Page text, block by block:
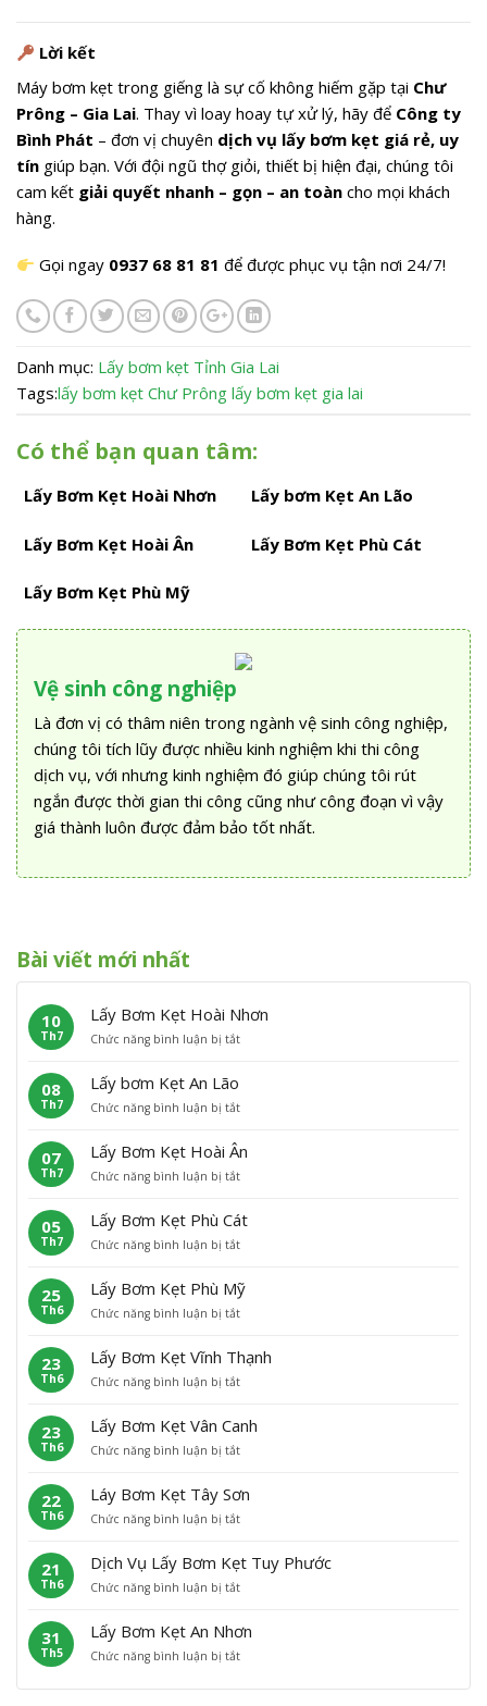
Lời kết
Máy bơm kẹt trong giếng là sự cố không hiếm gặp tại Chư
Prông – Gia Lai. Thay vì loay hoay tự xử lý, hãy để Công ty
Bình Phát – đơn vị chuyên dịch vụ lấy bơm kẹt giá rẻ, uy
tín giúp bạn. Với đội ngũ thợ giỏi, thiết bị hiện đại, chúng tôi
cam kết giải quyết nhanh – gọn – an toàn cho mọi khách
hàng.
Gọi ngay 0937 68 81 81 để được phục vụ tận nơi 24/7!
Danh mục: Lấy bơm kẹt Tỉnh Gia Lai
Tags:lấy bơm kẹt Chư Prông lấy bơm kẹt gia lai
Có thể bạn quan tâm:
Lấy Bơm Kẹt Hoài Nhơn Lấy bơm Kẹt An Lão
Lấy Bơm Kẹt Hoài Ân Lấy Bơm Kẹt Phù Cát
Lấy Bơm Kẹt Phù Mỹ
Vệ sinh công nghiệp
Là đơn vị có thâm niên trong ngành vệ sinh công nghiệp,
chúng tôi tích lũy được nhiều kinh nghiệm khi thi công
dịch vụ, với nhưng kinh nghiệm đó giúp chúng tôi rút
ngắn được thời gian thi công cũng như công đoạn vì vậy
giá thành luôn được đảm bảo tốt nhất.
Bài viết mới nhất
10
Th7
Lấy Bơm Kẹt Hoài Nhơn
Chức năng bình luận bị tắtở
B
K
ẹ
H
o
à
N
h
ơ
08
Th7
Lấy bơm Kẹt An Lão
Chức năng bình luận bị tắtở
y
b
K
ẹ
A
n
L
07
Th7
Lấy Bơm Kẹt Hoài Ân
Chức năng bình luận bị tắtở
y
B
m
K
ẹ
o
à
n
05
Th7
Lấy Bơm Kẹt Phù Cát
Chức năng bình luận bị tắtở
y
B
K
ẹ
h
ù
á
t
25
Th6
Lấy Bơm Kẹt Phù Mỹ
Chức năng bình luận bị tắtở
y
B
m
K
ẹ
P
h
ù
ỹ
23
Th6
Lấy Bơm Kẹt Vĩnh Thạnh
Chức năng bình luận bị tắtở
y
B
K
ẹ
V
ĩ
n
T
h
ạ
h
23
Th6
Lấy Bơm Kẹt Vân Canh
Chức năng bình luận bị tắtở
y
B
K
ẹ
V
â
n
a
22
Th6
Láy Bơm Kẹt Tây Sơn
Chức năng bình luận bị tắtở
y
B
K
ẹ
T
21
Th6
Dịch Vụ Lấy Bơm Kẹt Tuy Phước
Chức năng bình luận bị tắtở
c
h
ụ
31
Th5
Lấy Bơm Kẹt An Nhơn
Chức năng bình luận bị tắtở
ấ